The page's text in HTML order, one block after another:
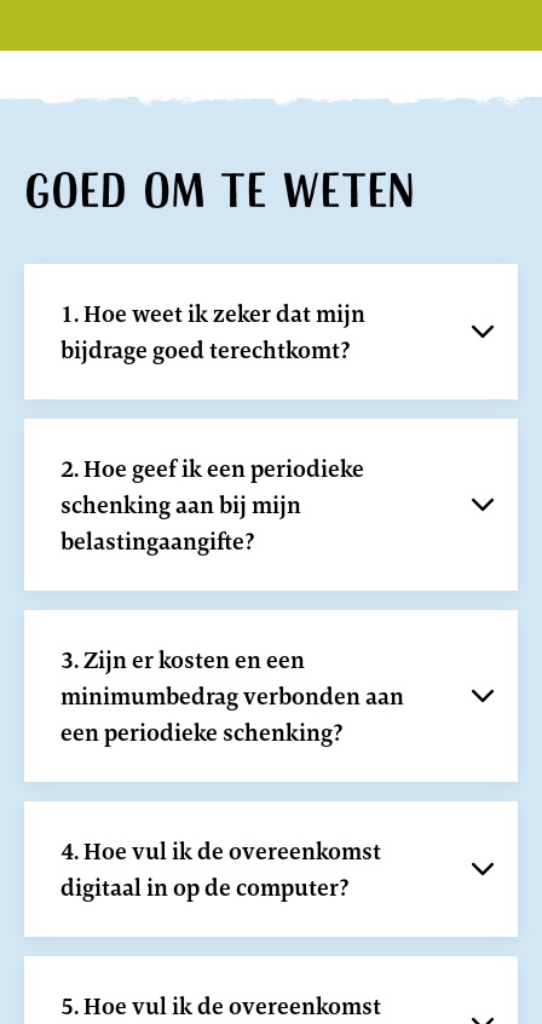
Goed om te weten
1. Hoe weet ik zeker dat mijn
bijdrage goed terechtkomt?
2. Hoe geef ik een periodieke
schenking aan bij mijn
belastingaangifte?
3. Zijn er kosten en een
minimumbedrag verbonden aan
een periodieke schenking?
4. Hoe vul ik de overeenkomst
digitaal in op de computer?
5. Hoe vul ik de overeenkomst